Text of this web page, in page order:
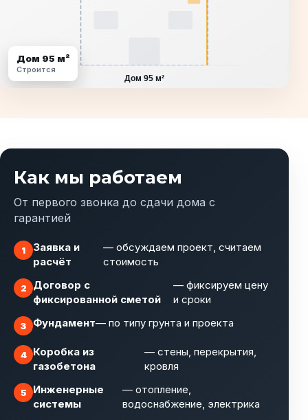
Дом 95 м²
Строится
Как мы работаем
От первого звонка до сдачи дома с
гарантией
Заявка и
расчёт
— обсуждаем проект, считаем
стоимость
Договор с
фиксированной сметой
— фиксируем цену
и сроки
Фундамент— по типу грунта и проекта
Коробка из
газобетона
— стены, перекрытия,
кровля
Инженерные
системы
— отопление,
водоснабжение, электрика